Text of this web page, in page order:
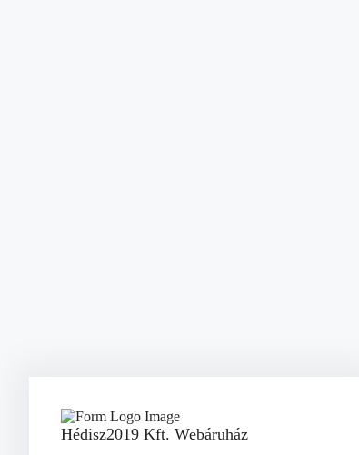
Hédisz2019 Kft. Webáruház